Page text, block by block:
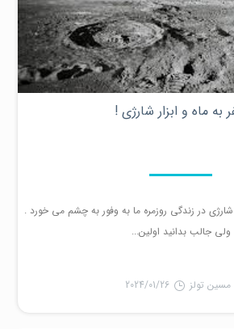
به ماه و ابزار شارژی !
شارژی در زندگی روزمره ما به وفور به چشم می خورد .
ولی جالب بدانید اولین...
مسین تولز 2024/01/26